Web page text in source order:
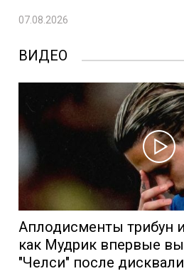
07.08.2026
ВИДЕО
Аплодисменты трибун
как Мудрик впервые
"Челси" после